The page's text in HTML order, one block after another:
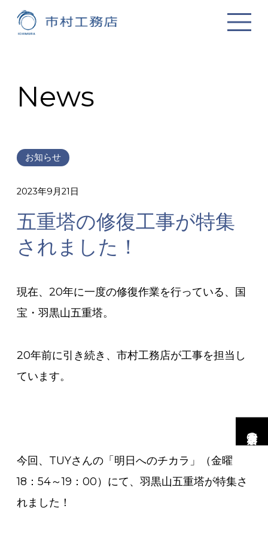
News
お知らせ
2023年9月21日
五重塔の修復工事が特集
されました！
現在、20年に一度の修復作業を行っている、国
宝・羽黒山五重塔。
20年前に引き続き、市村工務店が工事を担当し
ています。
今回、TUYさんの「明日へのチカラ」（金曜
18：54～19：00）にて、羽黒山五重塔が特集さ
れました！
市村工務店の家